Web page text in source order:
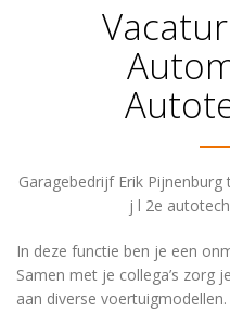
Garagebedrijf Erik
j l 2e
In deze functie ben je een
Samen met je collega’s zorg
aan diverse